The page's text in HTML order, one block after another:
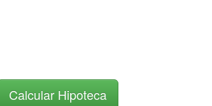
Calcular Hipoteca